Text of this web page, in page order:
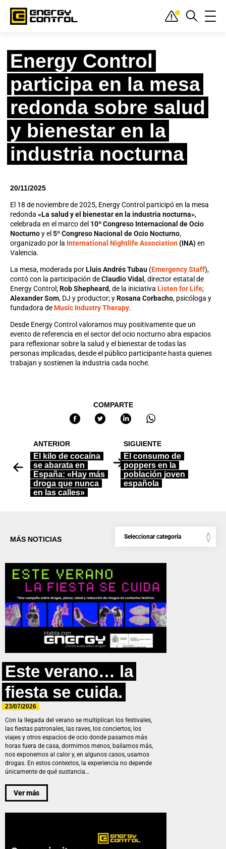
Inicio»Actualidad»Desde dentro
Energy Control participa en la mesa
redonda sobre salud y bienestar en la industria nocturna
Energy Control
participa en la mesa
redonda sobre salud
y bienestar en la
industria nocturna
20/11/2025
El 18 de noviembre de 2025, Energy Control participó en la mesa
redonda «La salud y el bienestar en la industria nocturna»,
celebrada en el marco del 10º Congreso Internacional de Ocio
Nocturnoy el 5º Congreso Nacional de Ocio Nocturno,
organizado por la International Nightlife Association(INA) en
Valencia.
La mesa, moderada por Lluis Andrés Tubau (Emergency Staff),
contó con la participación deClaudio Vidal , director estatal de
Energy Control; Rob Shepheard, de la iniciativa Listen for Life;
Alexander Som, DJ y productor; y Rosana Corbacho, psicóloga y
fundadora deMusic Industry Therapy.
Desde Energy Control valoramos muy positivamente que un
evento de referencia en el sector del ocio nocturno abra espacios
para reflexionar sobre la salud y el bienestar de todas las
personas implicadas, desde el público participante hasta quienes
trabajan y sostienen la industria cada noche.
ANTERIOR
El kilo de cocaína
se abarata en
España: «Hay más
droga que nunca
en las calles»
COMPARTE
SIGUIENTE
El consumo de
poppers en la
población joven
española
MÁS NOTICIAS
Este verano… la
fiesta se cuida.
23/07/2026
Con la llegada del verano se multiplican los festivales,
las fiestas patronales, las raves, los conciertos, los
viajes y otros espacios de ocio donde pasamos más
horas fuera de casa, dormimos menos, bailamos más,
nos exponemos al calor y, en algunos casos, usamos
drogas. En estos contextos, la experiencia no depende
únicamente de qué sustancia…
Ver más